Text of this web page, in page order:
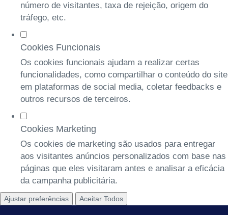
número de visitantes, taxa de rejeição, origem do
tráfego, etc.
Cookies Funcionais
Os cookies funcionais ajudam a realizar certas
funcionalidades, como compartilhar o conteúdo do site
em plataformas de social media, coletar feedbacks e
outros recursos de terceiros.
Cookies Marketing
Os cookies de marketing são usados para entregar
aos visitantes anúncios personalizados com base nas
páginas que eles visitaram antes e analisar a eficácia
da campanha publicitária.
Ajustar preferências Aceitar Todos